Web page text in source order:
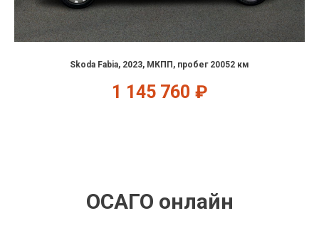
Skoda Fabia, 2023, МКПП, пробег 20052 км
1 145 760 ₽
ОСАГО онлайн